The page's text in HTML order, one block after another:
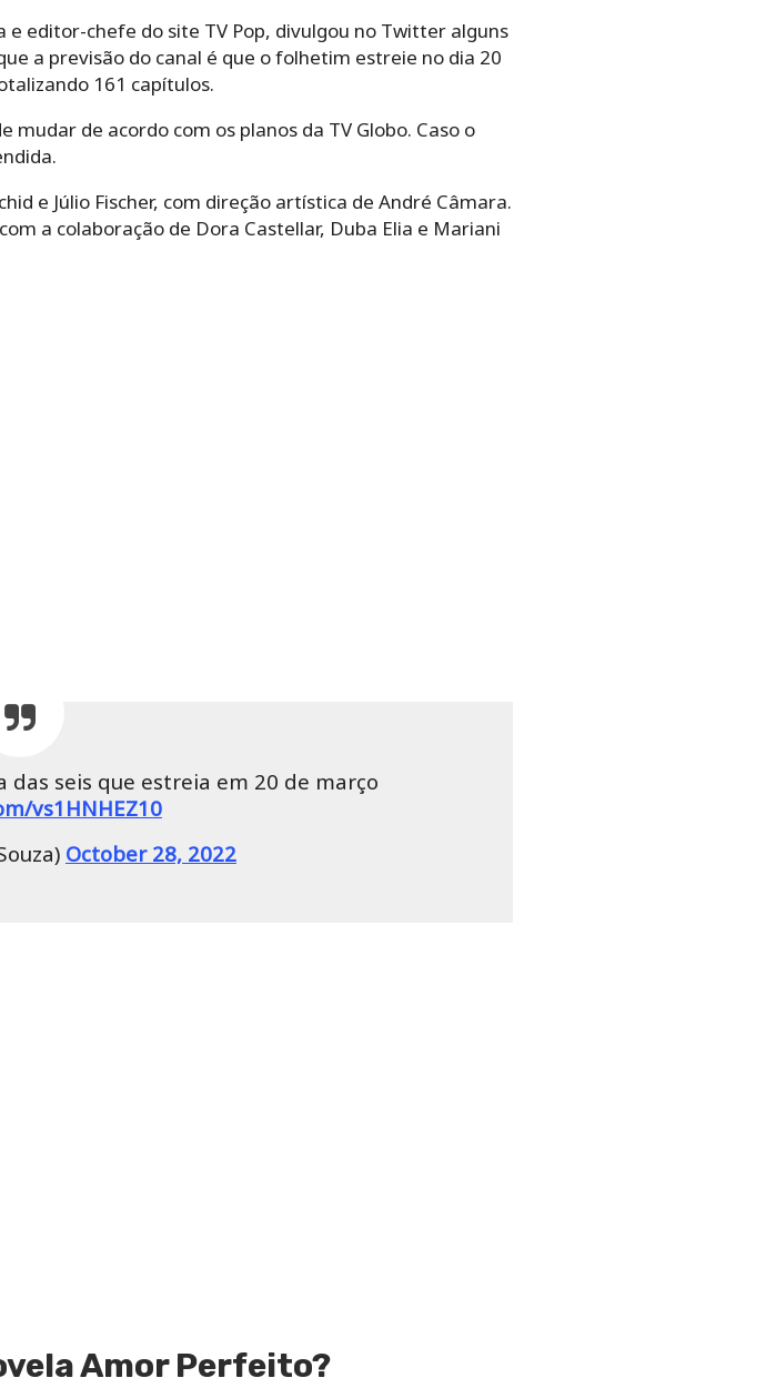
editor-chefe do site TV Pop, divulgou no Twitter alguns
a previsão do canal é que o folhetim estreie no dia 20
161 capítulos.
de acordo com os planos da TV Globo. Caso o
e Júlio Fischer, com direção artística de André Câmara.
a colaboração de Dora Castellar, Duba Elia e Mariani
seis que estreia em 20 de março
vs1HNHEZ10
October 28, 2022
Amor Perfeito?